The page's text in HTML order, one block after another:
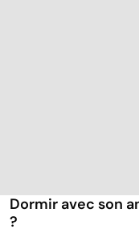
Dormir avec son
?